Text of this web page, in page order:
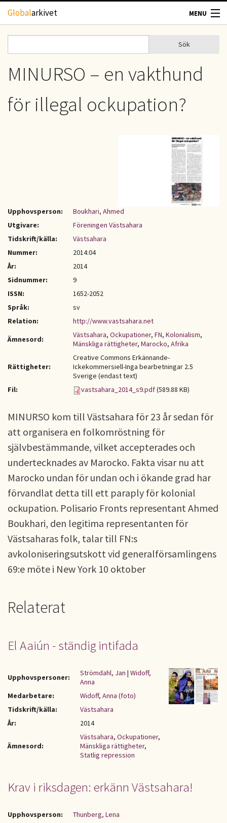
Hoppa till huvudinnehåll
Globalarkivet MENU
TIDSKRIFTER
Sökformulär
Sök
MINURSO – en vakthund
för illegal ockupation?
Upphovsperson:
Boukhari, Ahmed
Utgivare:
Föreningen Västsahara
Tidskrift/källa:
Västsahara
Nummer:
2014:04
År:
2014
Sidnummer:
9
ISSN:
1652-2052
Språk:
sv
Relation:
http://www.vastsahara.net
Ämnesord:
Västsahara, Ockupationer, FN, Kolonialism,
Mänskliga rättigheter, Marocko, Afrika
Rättigheter:
Creative Commons Erkännande-
Ickekommersiell-Inga bearbetningar 2.5
Sverige (endast text)
Fil:
vastsahara_2014_s9.pdf(589.88 KB)
MINURSO kom till Västsahara för 23 år sedan för
att organisera en folkomröstning för
självbestämmande, vilket accepterades och
undertecknades av Marocko. Fakta visar nu att
Marocko undan för undan och i ökande grad har
förvandlat detta till ett paraply för kolonial
ockupation. Polisario Fronts representant Ahmed
Boukhari, den legitima representanten för
Västsaharas folk, talar till FN:s
avkoloniseringsutskott vid generalförsamlingens
69:e möte i New York 10 oktober
Relaterat
El Aaiún - ständig intifada
Upphovspersoner: Strömdahl, Jan | Widoff,
Anna
Medarbetare:
Widoff, Anna (foto)
Tidskrift/källa:
Västsahara
År:
2014
Ämnesord:
Västsahara, Ockupationer,
Mänskliga rättigheter,
Statlig repression
Krav i riksdagen: erkänn Västsahara!
Upphovsperson:
Thunberg, Lena